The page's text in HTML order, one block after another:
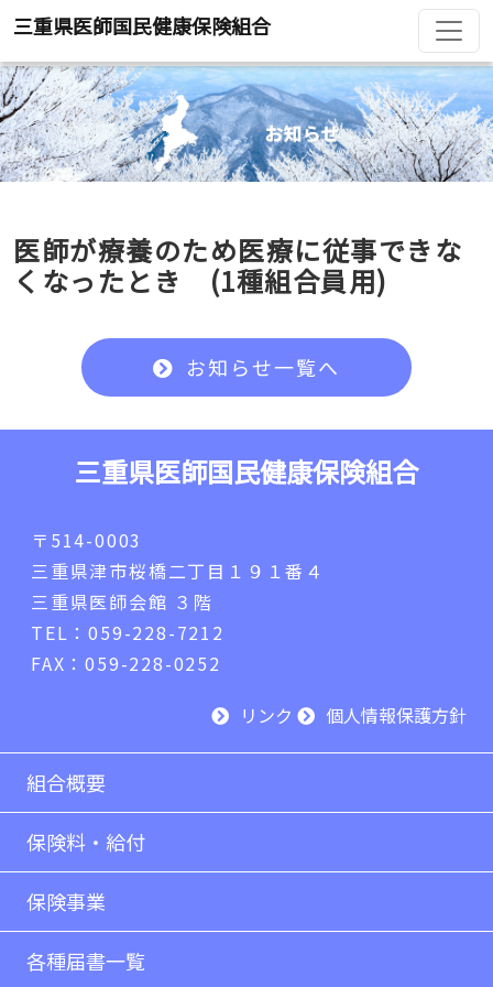
三重県医師国民健康保険組合
医師が療養のため医療に従事できな
くなったとき (1種組合員用)
お知らせ一覧へ
三重県医師国民健康保険組合
〒514-0003
三重県津市桜橋二丁目１９１番４
三重県医師会館 ３階
TEL：059-228-7212
FAX：059-228-0252
リンク
個人情報保護方針
組合概要
保険料・給付
保険事業
各種届書一覧